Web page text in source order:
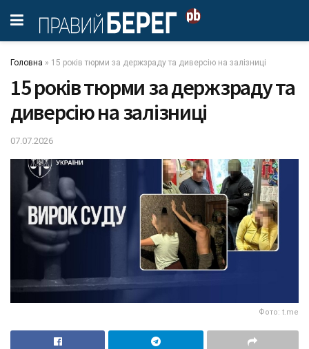
Головна » 15 років тюрми за держзраду та диверсію на залізниці
15 років тюрми за держзраду та
диверсію на залізниці
07.07.2026
Фото: t.me